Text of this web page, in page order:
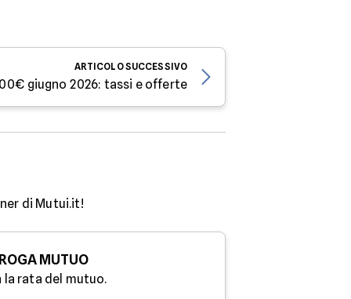
ARTICOLOSUCCESSIVO
giugno 2026: tassi e offerte
di Mutui.it!
MUTUO
la rata del mutuo.